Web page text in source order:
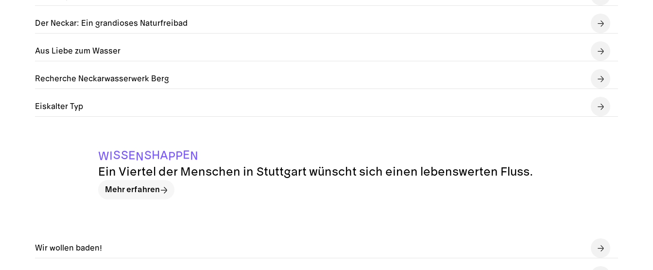
Der Neckar: Ein grandioses Naturfreibad
Aus Liebe zum Wasser
Recherche Neckarwasserwerk Berg
Eiskalter Typ
Wir wollen baden!
WISSENSHAPPEN
Ein Viertel der Menschen in Stuttgart wünscht sich einen lebenswerten Fluss.
Mehr erfahren